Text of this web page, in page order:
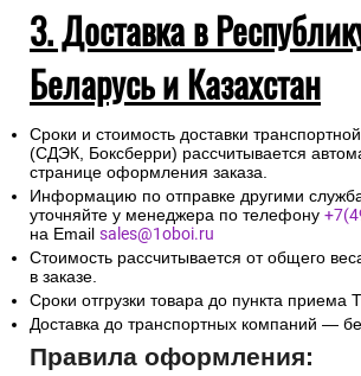
3. Доставка в
Беларусь и Казахстан
Сроки и стоимость доставки
(СДЭК, Боксберри) рассчитывается
странице оформления заказа.
Информацию по отправке другими
уточняйте у менеджера по телефону
на Email sales@1oboi.ru
Стоимость рассчитывается от общего
в заказе.
Сроки отгрузки товара до пункта приема
Доставка до транспортных компаний —
Правила оформления: